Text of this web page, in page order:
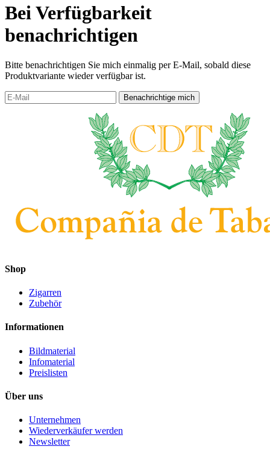
Bei Verfügbarkeit
benachrichtigen
Bitte benachrichtigen Sie mich einmalig per E-Mail, sobald diese
Produktvariante wieder verfügbar ist.
Shop
Zigarren
Zubehör
Informationen
Bildmaterial
Infomaterial
Preislisten
Über uns
Unternehmen
Wiederverkäufer werden
Newsletter